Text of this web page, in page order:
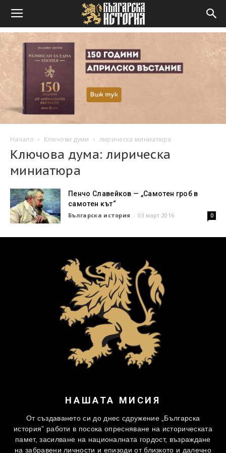
Начало Ключови думи лирическа миниатюра
Ключова дума: лирическа
миниатюра
Пенчо Славейков — „Самотен гроб в
самотен кът“
Българска история - 03 март 2016 0
НАШАТА МИСИЯ
От създаването си до днес сдружение „Българска
история” работи в посока опресняване на историческата
памет, засилване на националната гордост, възраждане
на забравени личности и епизоди от близкото и далечно